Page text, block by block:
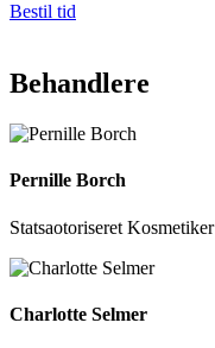
Bestil tid
Behandlere
Pernille Borch
Statsaotoriseret Kosmetiker
Charlotte Selmer